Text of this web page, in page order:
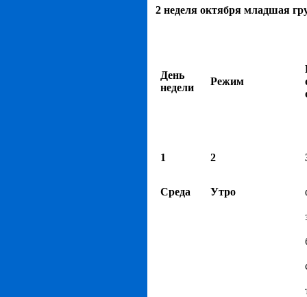
2 неделя октября младшая
День
недели
Режим
1 2
Среда Утро